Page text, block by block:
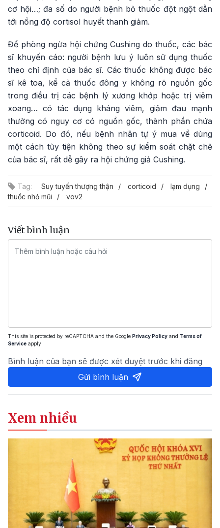
cơ hội…; đa số do người bệnh bỏ thuốc đột ngột dẫn
tới nồng độ cortisol huyết thanh giảm.
Để phòng ngừa hội chứng Cushing do thuốc, các bác
sĩ khuyến cáo: người bệnh lưu ý luôn sử dụng thuốc
theo chỉ định của bác sĩ. Các thuốc không được bác
sĩ kê toa, kể cả thuốc đông y không rõ nguồn gốc
trong điều trị các bệnh lý xương khớp hoặc trị viêm
xoang… có tác dụng kháng viêm, giảm đau mạnh
thường có nguy cơ có nguồn gốc, thành phần chứa
corticoid. Do đó, nếu bệnh nhân tự ý mua về dùng
một cách tùy tiện không theo sự kiểm soát chặt chẽ
của bác sĩ, rất dễ gây ra hội chứng giả Cushing.
Tag: Suy tuyến thượng thận corticoid
lạm dụng
thuốc nhỏ mũi
vov2
Viết bình luận
This site is protected by reCAPTCHA and the Google Privacy Policy and Terms of
Service apply.
Bình luận của bạn sẽ được xét duyệt trước khi đăng
Gửi bình luận
Xem nhiều